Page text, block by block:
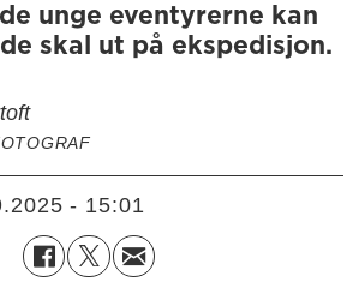
unge eventyrerne kan
skal ut på ekspedisjon.
- 15:01